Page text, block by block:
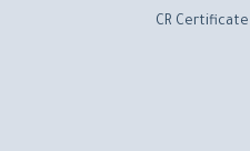
CR Certificate